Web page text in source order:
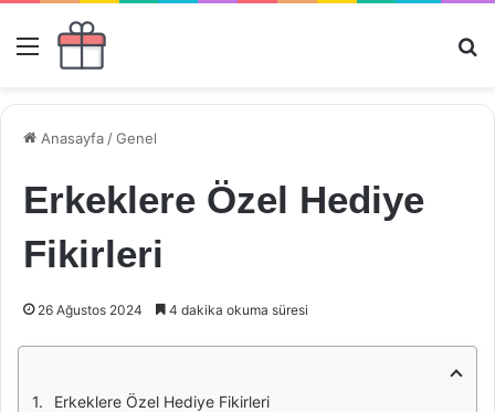
Menü
Anasayfa /Genel
Erkeklere Özel Hediye
Fikirleri
26 Ağustos 2024 4 dakika okuma süresi
Erkeklere Özel Hediye Fikirleri